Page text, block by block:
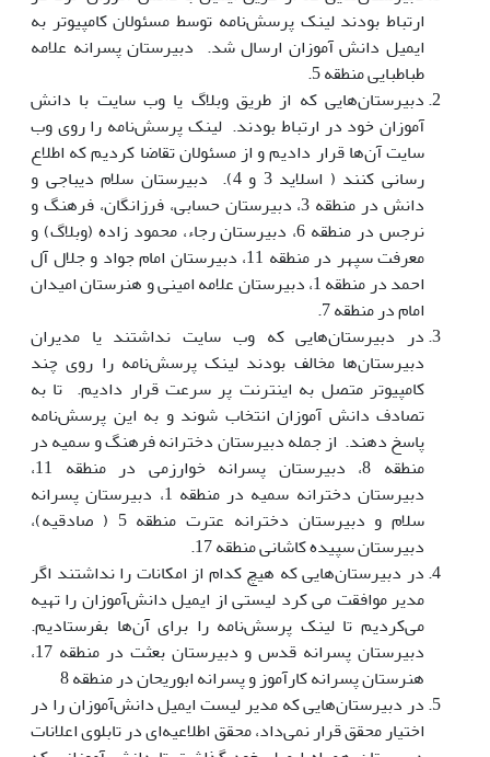
ارتباط بودند لینک پرسش‌نامه توسط مسئولان کامپیوتر به
ایمیل دانش آموزان ارسال شد. دبیرستان پسرانه علامه
طباطبایی منطقه 5.
دبیرستان‌هایی که از طریق وبلاگ یا وب سایت با دانش
آموزان خود در ارتباط بودند. لینک پرسش‌نامه را روی وب
سایت آن‌ها قرار دادیم و از مسئولان تقاضا کردیم که اطلاع
رسانی کنند ( اسلاید 3 و 4). دبیرستان سلام دیباجی و
دانش در منطقه 3، دبیرستان حسابی، فرزانگان، فرهنگ و
نرجس در منطقه 6، دبیرستان رجاء، محمود زاده (وبلاگ) و
معرفت سپهر در منطقه 11، دبیرستان امام جواد و جلال آل
احمد در منطقه 1، دبیرستان علامه امینی و هنرستان امیدان
امام در منطقه 7.
در دبیرستان‌هایی که وب سایت نداشتند یا مدیران
دبیرستان‌ها مخالف بودند لینک پرسش‌نامه را روی چند
کامپیوتر متصل به اینترنت پر سرعت قرار دادیم. تا به
تصادف دانش آموزان انتخاب شوند و به این پرسش‌نامه
پاسخ دهند. از جمله دبیرستان دخترانه فرهنگ و سمیه در
منطقه 8، دبیرستان پسرانه خوارزمی در منطقه 11،
دبیرستان دخترانه سمیه در منطقه 1، دبیرستان پسرانه
سلام و دبیرستان دخترانه عترت منطقه 5 ( صادقیه)،
دبیرستان سپیده کاشانی منطقه 17.
در دبیرستان‌هایی که هیچ کدام از امکانات را نداشتند اگر
مدیر موافقت می کرد لیستی از ایمیل دانش‌آموزان را تهیه
می‌کردیم تا لینک پرسش‌نامه را برای آن‌ها بفرستادیم.
دبیرستان پسرانه قدس و دبیرستان بعثت در منطقه 17،
هنرستان پسرانه کارآموز و پسرانه ابوریحان در منطقه 8
در دبیرستان‌هایی که مدیر لیست ایمیل دانش‌آموزان را در
اختیار محقق قرار نمی‌داد، محقق اطلاعیه‌ای در تابلوی اعلانات